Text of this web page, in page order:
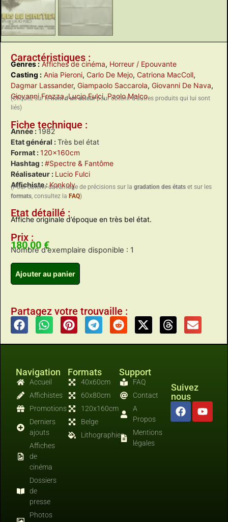
Caractéristiques :
Genres : Affiches de cinéma, Horreur / Epouvante
Casting : Ania Pieroni, Carlo De Mejo, Catriona MacColl,
Dagmar Lassander, Giampaolo Saccarola, Giovanni De Nava,
Giovanni Frezza,Lucio Fulci,Paolo Malco
(Cliquez sur lenom d’un acteurpour obtenir d’autres produits qui lui sont
liés)
Fiche technique :
Année : 1982
Etat général :Très bel état
Format :120x160cm
Hashtag :#Spectre & Fantôme
Réalisateur : Lucio Fulci
Affichiste :Konkoly
(Pour obtenir davantage de précisions sur la gradation des états et sur les
formats , consultez la FAQ)
Etat détaillé :
Affiche originale d’époque en très bel état.
Prix :
180,00 €
Nombre d'exemplaire disponible : 1
Ajouter au panier
Partagez votre trouvaille :
Navigation
Accueil
Affichistes
Promotions
Derniers
ajouts
Affiches
de
cinéma
Dossiers
de
presse
Photos
Formats
40x60cm
60x80cm
120x160cm
Belge
Lithographies
Support
FAQ
Contact
A
Propos
Mentions
légales
Suivez
nous